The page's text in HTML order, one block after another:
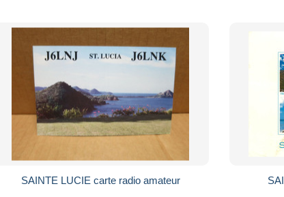
SAINTE LUCIE carte radio amateur